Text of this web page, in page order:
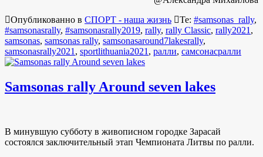
Опубликованно в СПОРТ - наша жизнь Те: #samsonas_rally,
#samsonasrally, #samsonasrally2019, rally, rally Classic, rally2021,
samsonas, samsonas rally, samsonasaround7lakesrally,
samsonasrally2021, sportlithuania2021, ралли, самсонасралли
Samsonas rally Around seven lakes
В минувшую субботу в живописном городке Зарасай
состоялся заключительный этап Чемпионата Литвы по ралли.